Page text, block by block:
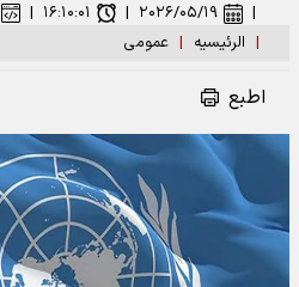
| الرئیسیه | عمومی
| ۲۰۲۶/۰۵/۱۹ | ۱۶:۱۰:۰۱ |
اطبع